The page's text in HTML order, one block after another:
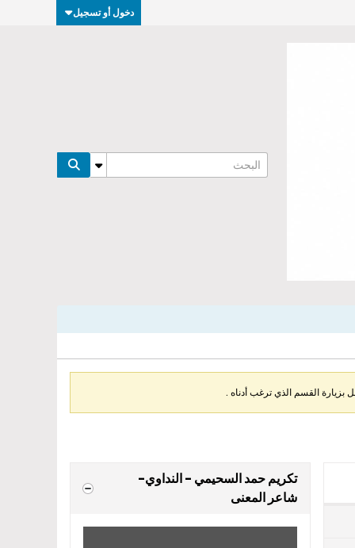
دخول أو تسجيل
القسم الذي ترغب أدناه .
تكريم حمد السحيمي - النداوي-
شاعر المعنى